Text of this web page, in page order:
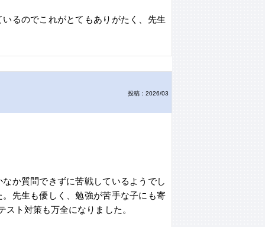
るのでこれがとてもありがたく、先生
投稿：2026/03
か質問できずに苦戦しているようでし
先生も優しく、勉強が苦手な子にも寄
ト対策も万全になりました。